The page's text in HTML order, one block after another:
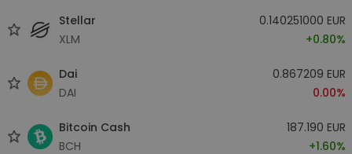
Stellar
XLM
0.140251000 EUR
+0.80%
Dai
DAI
0.867209 EUR
0.00%
Bitcoin Cash
BCH
187.190 EUR
+1.60%